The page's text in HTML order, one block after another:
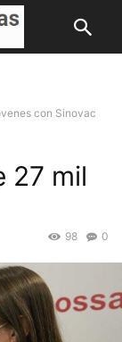
con Sinovac
27 mil
0
98